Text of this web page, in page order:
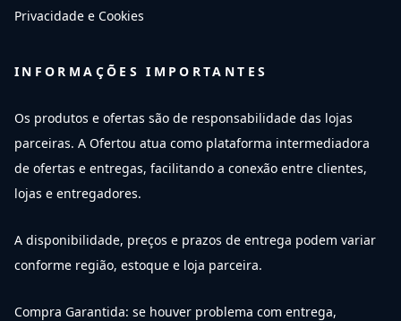
Privacidade e Cookies
INFORMAÇÕES IMPORTANTES
Os produtos e ofertas são de responsabilidade das lojas
parceiras. A Ofertou atua como plataforma intermediadora
de ofertas e entregas, facilitando a conexão entre clientes,
lojas e entregadores.
A disponibilidade, preços e prazos de entrega podem variar
conforme região, estoque e loja parceira.
Compra Garantida: se houver problema com entrega,